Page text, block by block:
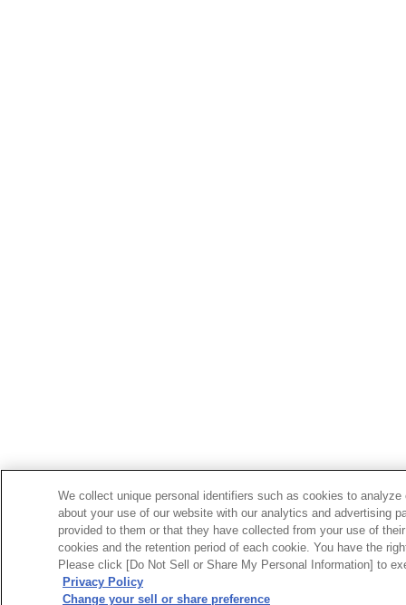
We collect unique personal identifiers such as cookies to
about your use of our website with our analytics and advertising
provided to them or that they have collected from your use of
cookies and the retention period of each cookie. You have the
Please click [Do Not Sell or Share My Personal Information] to
Privacy Policy
Change your sell or share preference